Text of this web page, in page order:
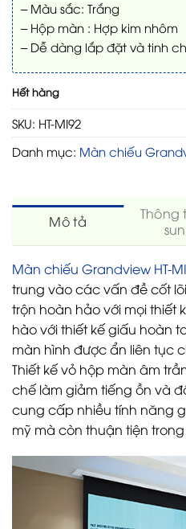
– Màu sắc: Trắng
– Hộp màn : Hợp kim nhôm
– Dễ dàng lắp đặt và tinh
Hết hàng
SKU: HT-MI92
Danh mục: Màn chiếu
Mô tả
Thông
Màn chiếu Grandview HT-
trung vào các vấn đề cốt
trộn hoàn hảo với mọi thiết
hào với thiết kế giấu hoàn
màn hình được ẩn liên tục
Thiết kế vỏ hộp màn âm
chế làm giảm tiếng ồn và
cung cấp nhiều tính năng
mỹ mà còn thuận tiện